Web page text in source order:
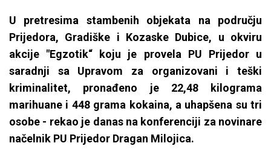
U pretresima stambenih objekata na području
Prijedora, Gradiške i Kozaske Dubice, u okviru
akcije "Egzotik“ koju je provela PU Prijedor u
saradnji sa Upravom za organizovani i teški
kriminalitet, pronađeno je 22,48 kilograma
marihuane i 448 grama kokaina, a uhapšena su tri
osobe - rekao je danas na konferenciji za novinare
načelnik PU Prijedor Dragan Milojica.